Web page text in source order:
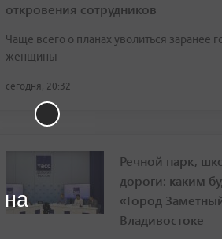
откровения сотрудников
Чаще всего о планах уволиться заранее
женщины
сегодня, 20:32
Речной парк,
дороги: каким
«Город
Владивостоке